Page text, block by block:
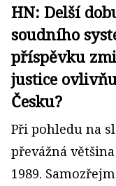
HN: Delší
soudního
příspěvku
justice
Česku?
Při pohledu na
převážná
1989.